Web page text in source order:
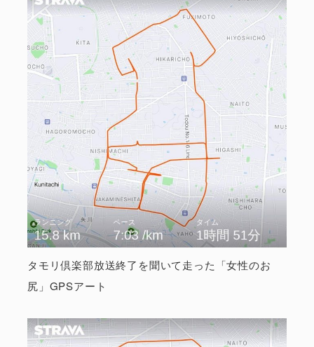
タモリ倶楽部放送終了を聞いて走った「女性のお
尻」GPSアート